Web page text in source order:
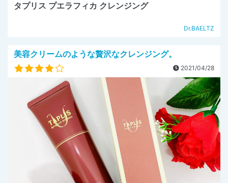
タプリス プエラフィカ クレンジング
Dr.BAELTZ
美容クリームのような贅沢なクレンジング。
2021/04/28